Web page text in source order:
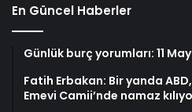
En Güncel Haberler
Günlük burç yorumları: 11
Fatih Erbakan: Bir yanda
Emevi Camii’nde namaz